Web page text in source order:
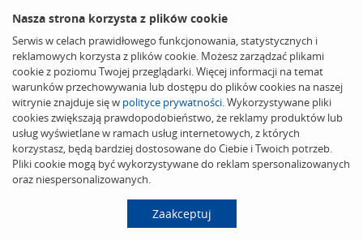
Nasza strona korzysta z plików cookie
Serwis w celach prawidłowego funkcjonowania, statystycznych i
reklamowych korzysta z plików cookie. Możesz zarządzać plikami
cookie z poziomu Twojej przeglądarki. Więcej informacji na temat
warunków przechowywania lub dostępu do plików cookies na naszej
witrynie znajduje się w polityce prywatności. Wykorzystywane pliki
cookies zwiększają prawdopodobieństwo, że reklamy produktów lub
usług wyświetlane w ramach usług internetowych, z których
korzystasz, będą bardziej dostosowane do Ciebie i Twoich potrzeb.
Pliki cookie mogą być wykorzystywane do reklam spersonalizowanych
oraz niespersonalizowanych.
Zaakceptuj